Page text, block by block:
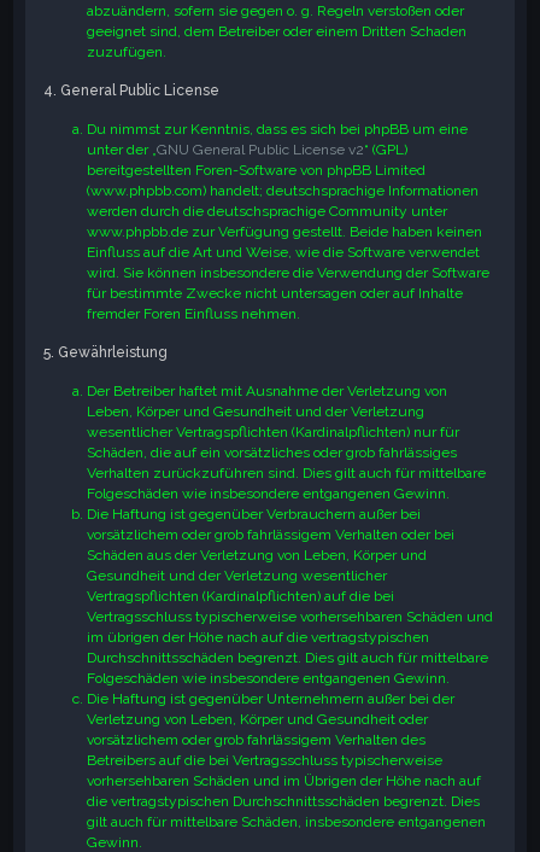
abzuändern, sofern sie gegen o. g. Regeln verstoßen oder
geeignet sind, dem Betreiber oder einem Dritten Schaden
zuzufügen.
4. General Public License
Du nimmst zur Kenntnis, dass es sich bei phpBB um eine
unter der „GNU General Public License v2“ (GPL)
bereitgestellten Foren-Software von phpBB Limited
(www.phpbb.com) handelt; deutschsprachige Informationen
werden durch die deutschsprachige Community unter
www.phpbb.de zur Verfügung gestellt. Beide haben keinen
Einfluss auf die Art und Weise, wie die Software verwendet
wird. Sie können insbesondere die Verwendung der Software
für bestimmte Zwecke nicht untersagen oder auf Inhalte
fremder Foren Einfluss nehmen.
5. Gewährleistung
Der Betreiber haftet mit Ausnahme der Verletzung von
Leben, Körper und Gesundheit und der Verletzung
wesentlicher Vertragspflichten (Kardinalpflichten) nur für
Schäden, die auf ein vorsätzliches oder grob fahrlässiges
Verhalten zurückzuführen sind. Dies gilt auch für mittelbare
Folgeschäden wie insbesondere entgangenen Gewinn.
Die Haftung ist gegenüber Verbrauchern außer bei
vorsätzlichem oder grob fahrlässigem Verhalten oder bei
Schäden aus der Verletzung von Leben, Körper und
Gesundheit und der Verletzung wesentlicher
Vertragspflichten (Kardinalpflichten) auf die bei
Vertragsschluss typischerweise vorhersehbaren Schäden und
im übrigen der Höhe nach auf die vertragstypischen
Durchschnittsschäden begrenzt. Dies gilt auch für mittelbare
Folgeschäden wie insbesondere entgangenen Gewinn.
Die Haftung ist gegenüber Unternehmern außer bei der
Verletzung von Leben, Körper und Gesundheit oder
vorsätzlichem oder grob fahrlässigem Verhalten des
Betreibers auf die bei Vertragsschluss typischerweise
vorhersehbaren Schäden und im Übrigen der Höhe nach auf
die vertragstypischen Durchschnittsschäden begrenzt. Dies
gilt auch für mittelbare Schäden, insbesondere entgangenen
Gewinn.